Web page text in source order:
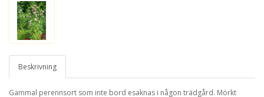
Beskrivning
Gammal perennsort som inte bord esaknas i någon trädgård. Mörkt